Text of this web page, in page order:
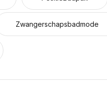
Zwangerschapsbadmode